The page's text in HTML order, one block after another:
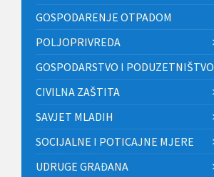
GOSPODARENJE OTPADOM
POLJOPRIVREDA
GOSPODARSTVO I PODUZETNIŠTVO
CIVILNA ZAŠTITA
SAVJET MLADIH
SOCIJALNE I POTICAJNE MJERE
UDRUGE GRAĐANA